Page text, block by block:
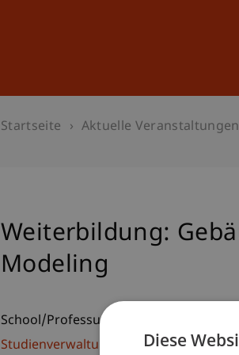
Startseite Aktuelle Veranstaltungen
Weiterbildung:
Modeling
School/Professur:
Studienverwaltung
Diese